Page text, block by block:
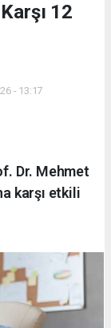
12
- 13:17
Dr. Mehmet
karşı etkili